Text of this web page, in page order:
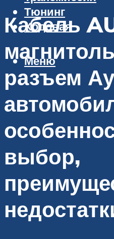
Тюнинг
Ходовая
Меню
Кабель
разъем
выбор,